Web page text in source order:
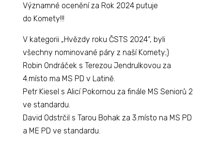
Významné ocenění za Rok 2024 putuje
do Komety!!!
V kategorii „Hvězdy roku ČSTS 2024“, byli
všechny nominované páry z naší Komety;)
Robin Ondráček s Terezou Jendrulkovou za
4.místo ma MS PD v Latině.
Petr Kiesel s Alicí Pokornou za finále MS Seniorů 2
ve standardu.
David Odstrčil s Tarou Bohak za 3.místo na MS PD
a ME PD ve standardu.